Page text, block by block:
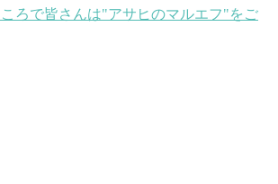
ろで皆さんは"アサヒのマルエフ"をご